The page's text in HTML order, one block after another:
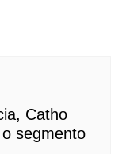
Catho
segmento